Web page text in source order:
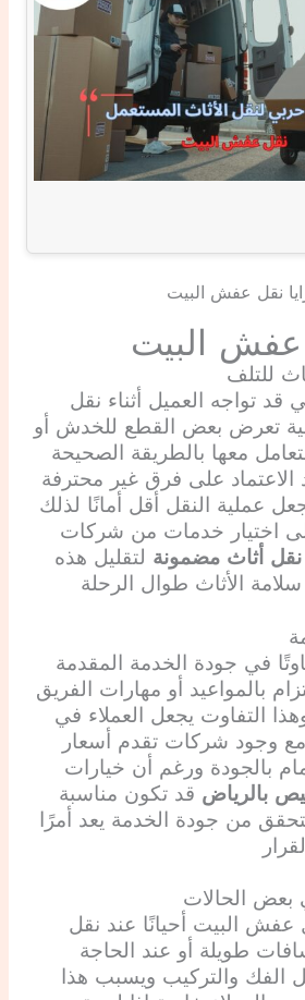
نقل عفش البيت
البيت
للتلف
قد تواجه العميل أثناء نقل
تعرض بعض القطع للخدش أو
معها بالطريقة الصحيحة
على فرق غير محترفة
عملية النقل أقل أمانًا لذلك
اختيار خدمات من شركات
أثاث مضمونة لتقليل هذه
الأثاث طوال الرحلة
في جودة الخدمة المقدمة
بالمواعيد أو مهارات الفريق
التفاوت يجعل العملاء في
وجود شركات تقدم أسعار
بالجودة ورغم أن خيارات
بالرياض قد تكون مناسبة
من جودة الخدمة يعد أمرًا
بعض الحالات
عفش البيت أحيانًا عند نقل
طويلة أو عند الحاجة
الفك والتركيب ويسبب هذا